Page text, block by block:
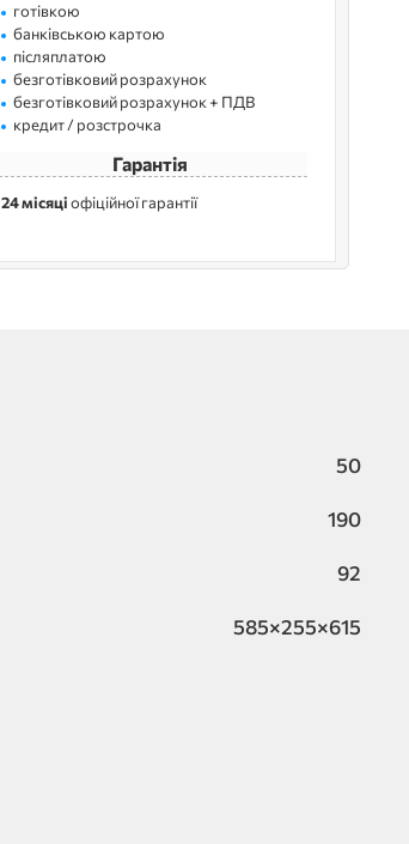
готівкою
банківською картою
післяплатою
безготівковий розрахунок
безготівковий розрахунок + ПДВ
кредит / розстрочка
Гарантія
24 місяціофіційної гарантії
50
190
92
585×255×615